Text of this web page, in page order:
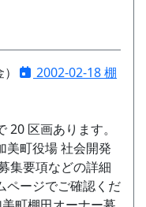
2002-02-18 棚
20 区画あります。
美町役場 社会開発
集要項などの詳細
ページでご確認くだ